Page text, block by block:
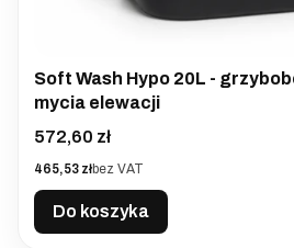
Soft Wash Hypo 20L -
mycia elewacji
Cena
572,60 zł
Cena
465,53 złbez VAT
Do koszyka